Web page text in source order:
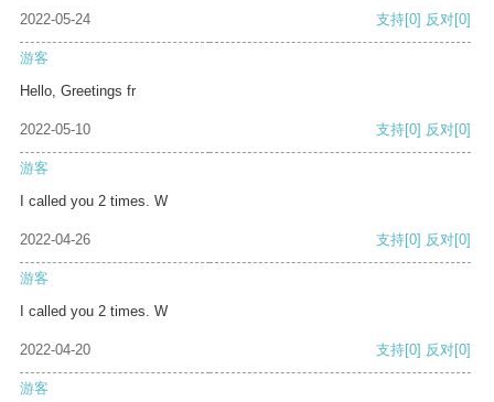
2022-05-24 支持[0] 反对[0]
游客
Hello, Greetings fr
2022-05-10 支持[0] 反对[0]
游客
I called you 2 times. W
2022-04-26 支持[0] 反对[0]
游客
I called you 2 times. W
2022-04-20 支持[0] 反对[0]
游客